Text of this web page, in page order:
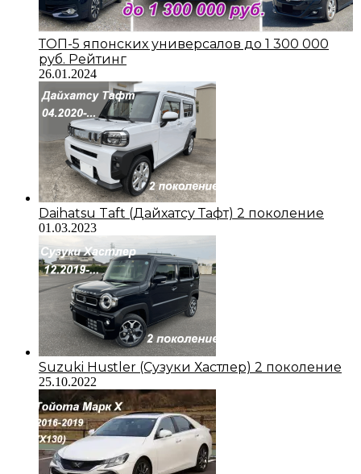
ТОП-5 японских универсалов до 1 300 000
руб. Рейтинг
26.01.2024
Daihatsu Taft (Дайхатсу Тафт) 2 поколение
01.03.2023
Suzuki Hustler (Сузуки Хастлер) 2 поколение
25.10.2022